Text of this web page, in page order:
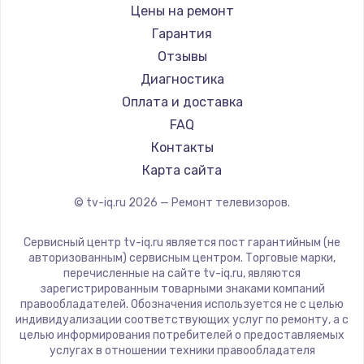
Замена видеокарты
1600 руб.
Ремонт разъема питания
880 руб.
Заказать
Замена видеочипа
Заказать
Замена северного моста
2600 руб.
Заказать
Daewoo
Centek
Telefunken
Hyundai
Doffler
Hiper
Grundig
HITACHI
Yandex
National
iFFALCON
Tuvio
Nord
Цены на ремонт
Гарантия
Отзывы
Диагностика
Оплата и доставка
FAQ
Контакты
Карта сайта
© tv-iq.ru 2026 — Ремонт телевизоров.
Сервисный центр tv-iq.ru является пост гарантийным (не
авторизованным) сервисным центром. Торговые марки,
перечисленные на сайте tv-iq.ru, являются
зарегистрированным товарными знаками компаний
правообладателей. Обозначения используется не с целью
индивидуализации соответствующих услуг по ремонту, а с
целью информирования потребителей о предоставляемых
услугах в отношении техники правообладателя